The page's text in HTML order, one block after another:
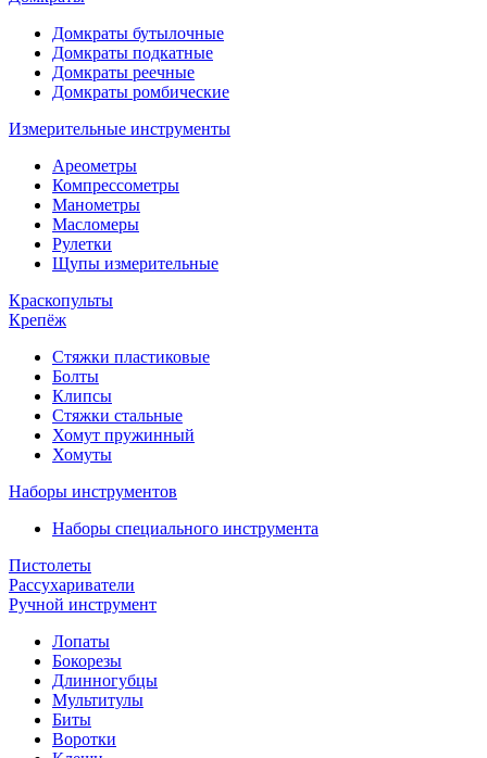
Домкраты бутылочные
Домкраты подкатные
Домкраты реечные
Домкраты ромбические
Измерительные инструменты
Ареометры
Компрессометры
Манометры
Масломеры
Рулетки
Щупы измерительные
Краскопульты
Крепёж
Стяжки пластиковые
Болты
Клипсы
Стяжки стальные
Хомут пружинный
Хомуты
Наборы инструментов
Наборы специального инструмента
Пистолеты
Рассухариватели
Ручной инструмент
Лопаты
Бокорезы
Длинногубцы
Мультитулы
Биты
Воротки